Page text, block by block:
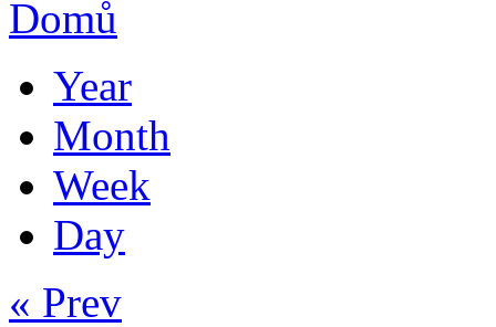
Domů
Year
Month
Week
Day
« Prev